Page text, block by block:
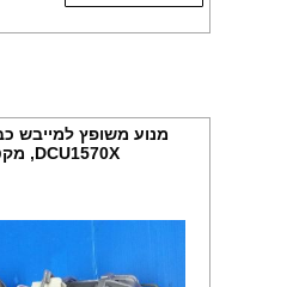
DCU1570X, מקט M228